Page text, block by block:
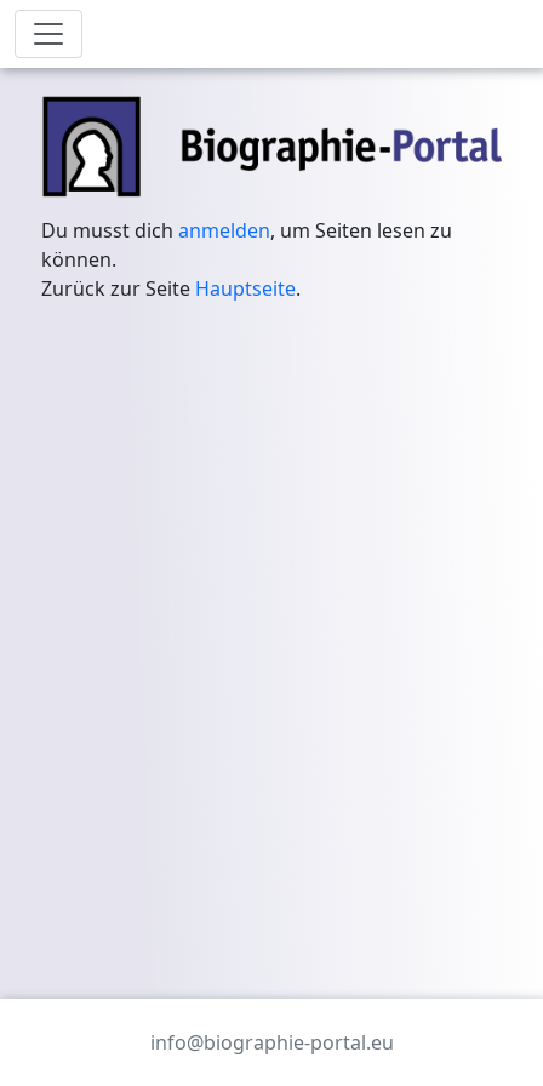
Du musst dichanmelden, um Seiten lesen zu
können.
Zurück zur Seite Hauptseite.
info@biographie-portal.eu